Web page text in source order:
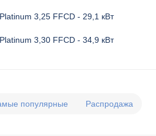
3,25 FFCD - 29,1 кВт
3,30 FFCD - 34,9 кВт
популярные Распродажа